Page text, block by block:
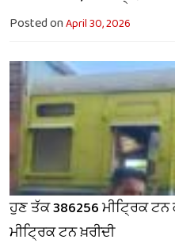
Posted onApril 30, 2026
ਹੁਣ ਤੱਕ 386256 ਮੀਟ੍ਰਿਕ
ਮੀਟ੍ਰਿਕ ਟਨ ਖ਼ਰੀਦੀ